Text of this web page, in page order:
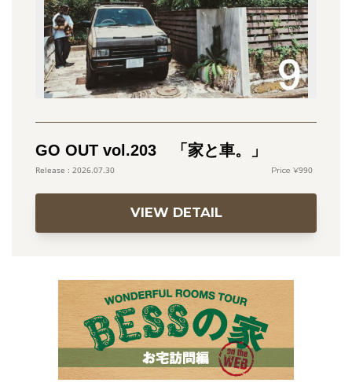
GO OUT vol.203 「家と車。」
2026.07.30 990
VIEW DETAIL